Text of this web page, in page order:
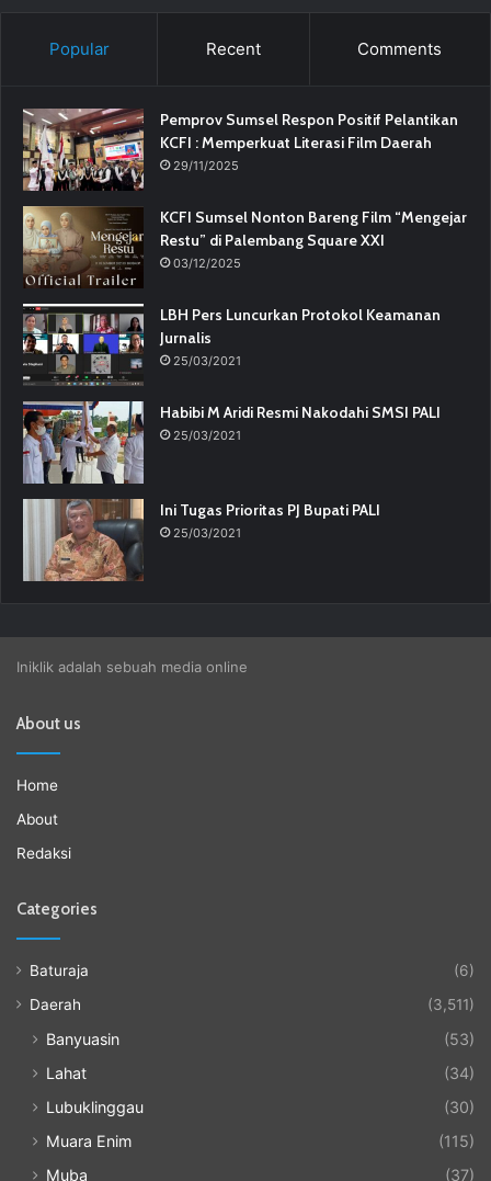
Popular Recent Comments
Pemprov Sumsel Respon Positif Pelantikan
KCFI : Memperkuat Literasi Film Daerah
29/11/2025
KCFI Sumsel Nonton Bareng Film “Mengejar
Restu” di Palembang Square XXI
03/12/2025
LBH Pers Luncurkan Protokol Keamanan
Jurnalis
25/03/2021
Habibi M Aridi Resmi Nakodahi SMSI PALI
25/03/2021
Ini Tugas Prioritas PJ Bupati PALI
25/03/2021
Iniklik adalah sebuah media online
About us
Home
About
Redaksi
Categories
Baturaja
(6)
Daerah
(3,511)
Banyuasin
(53)
Lahat
(34)
Lubuklinggau
(30)
Muara Enim
(115)
Muba
(37)